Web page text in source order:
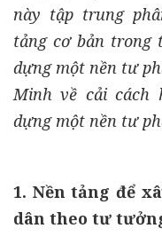
này tập trung
tảng cơ bản trong
dựng một nền tư
Minh về cải cách
dựng một nền tư
1. Nền tảng để
dân theo tư